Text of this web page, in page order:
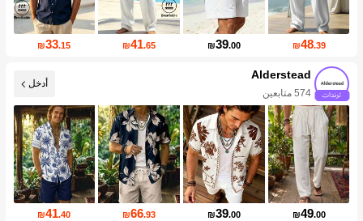
₪48.39
₪39.00
₪41.65
₪33.15
Alderstead
574 متابعين
أدخل
₪49.00
₪39.00
₪66.93
₪41.40